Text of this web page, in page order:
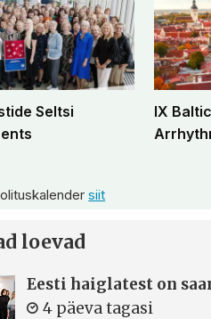
Seltsi
IX
siit
loevad
Eesti haiglatest on
4 päeva tagasi